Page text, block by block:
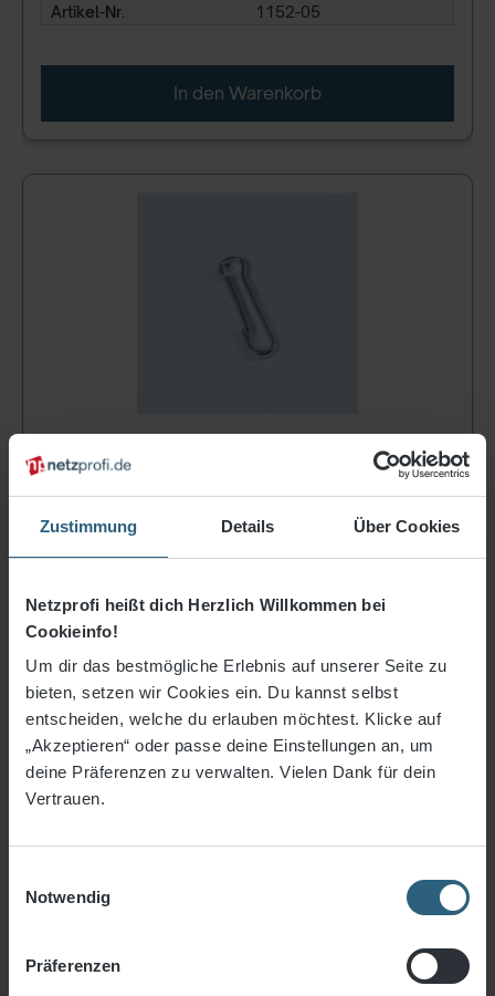
Zustimmung Details Über Cookies
Netzprofi heißt dich Herzlich Willkommen bei
Cookieinfo!
Um dir das bestmögliche Erlebnis auf unserer Seite zu
bieten, setzen wir Cookies ein. Du kannst selbst
entscheiden, welche du erlauben möchtest. Klicke auf
„Akzeptieren“ oder passe deine Einstellungen an, um
deine Präferenzen zu verwalten. Vielen Dank für dein
Vertrauen.
Notwendig
Präferenzen
Artikel-Nr. 1152-05
In den Warenkorb
Karabinerhaken verz., 60 mm, lose
0,51 €*
Artikel-Nr. 1145-06